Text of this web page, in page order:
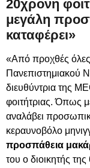
20χρονη
μεγάλη
καταφέρει»
«Από προχθές όλες
Πανεπιστημιακού
διευθύντρια της
φοιτήτριας. Όπως
αναλάβει
κεραυνοβόλο
προσπάθεια
του ο διοικητής